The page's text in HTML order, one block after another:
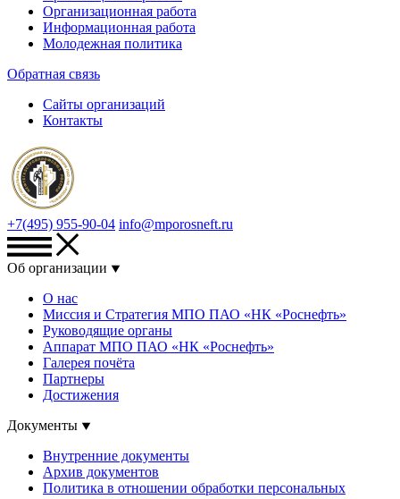
Организационная работа
Информационная работа
Молодежная политика
Обратная связь
Сайты организаций
Контакты
+7(495) 955-90-04 info@mporosneft.ru
Об организации
О нас
Миссия и Стратегия МПО ПАО «НК «Роснефть»
Руководящие органы
Аппарат МПО ПАО «НК «Роснефть»
Галерея почёта
Партнеры
Достижения
Документы
Внутренние документы
Архив документов
Политика в отношении обработки персональных